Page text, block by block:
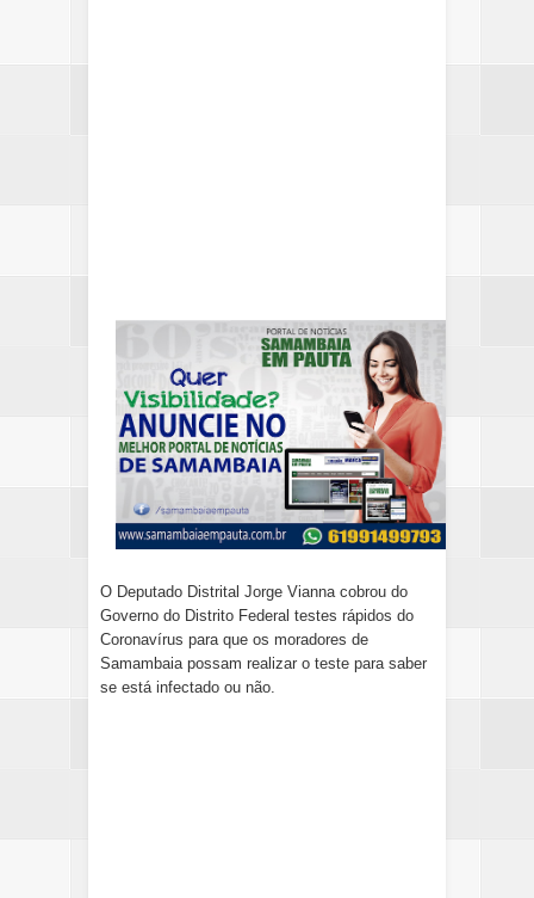
O Deputado Distrital Jorge Vianna cobrou do
Governo do Distrito Federal testes rápidos do
Coronavírus para que os moradores de
Samambaia possam realizar o teste para saber
se está infectado ou não.